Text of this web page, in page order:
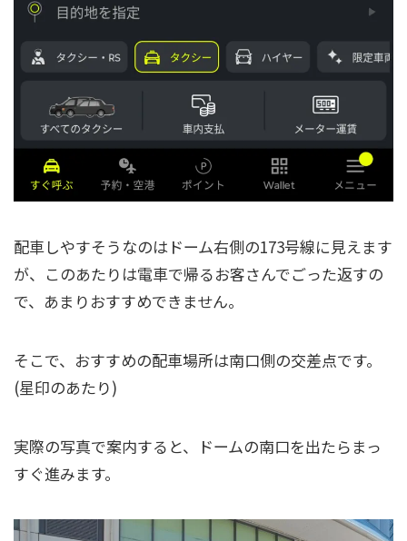
配車しやすそうなのはドーム右側の173号線に見えます
が、このあたりは電車で帰るお客さんでごった返すの
で、あまりおすすめできません。
そこで、おすすめの配車場所は南口側の交差点です。
(星印のあたり)
実際の写真で案内すると、ドームの南口を出たらまっ
すぐ進みます。